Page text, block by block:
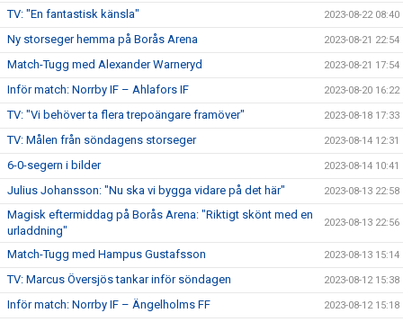
TV: "En fantastisk känsla" 2023-08-22 08:40
Ny storseger hemma på Borås Arena 2023-08-21 22:54
Match-Tugg med Alexander Warneryd 2023-08-21 17:54
Inför match: Norrby IF – Ahlafors IF 2023-08-20 16:22
TV: "Vi behöver ta flera trepoängare framöver" 2023-08-18 17:33
TV: Målen från söndagens storseger 2023-08-14 12:31
6-0-segern i bilder 2023-08-14 10:41
Julius Johansson: "Nu ska vi bygga vidare på det här" 2023-08-13 22:58
Magisk eftermiddag på Borås Arena: "Riktigt skönt med en
urladdning"
2023-08-13 22:56
Match-Tugg med Hampus Gustafsson 2023-08-13 15:14
TV: Marcus Översjös tankar inför söndagen 2023-08-12 15:38
Inför match: Norrby IF – Ängelholms FF 2023-08-12 15:18